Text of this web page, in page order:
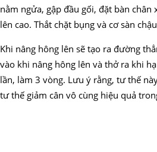
nằm ngửa, gập đầu gối, đặt bàn chân
lên cao. Thắt chặt bụng và cơ sàn
Khi nâng hông lên sẽ tạo ra đường
vào khi nâng hông lên và thở ra khi
lần, làm 3 vòng. Lưu ý rằng, tư thế
tư thế giảm cân vô cùng hiệu quả